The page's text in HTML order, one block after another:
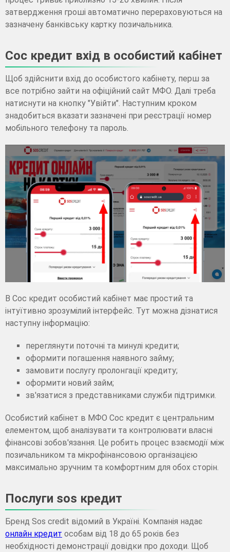
затвердження гроші автоматично перераховуються на
зазначену банківську картку позичальника.
Cос кредит вхід в особистий кабінет
Щоб здійснити вхід до особистого кабінету, перш за
все потрібно зайти на офіційний сайт МФО. Далі треба
натиснути на кнопку "Увійти". Наступним кроком
знадобиться вказати зазначені при реєстрації номер
мобільного телефону та пароль.
В Сос кредит особистий кабінет має простий та
інтуїтивно зрозумілий інтерфейс. Тут можна дізнатися
наступну інформацію:
переглянути поточні та минулі кредити;
оформити погашення наявного займу;
замовити послугу пролонгації кредиту;
оформити новий займ;
зв'язатися з представниками служби підтримки.
Особистий кабінет в МФО Сoc кредит є центральним
елементом, щоб аналізувати та контролювати власні
фінансові зобов'язання. Це робить процес взаємодії між
позичальником та мікрофінансовою організацією
максимально зручним та комфортним для обох сторін.
Послуги sos кредит
Бренд Sos credit відомий в Україні. Компанія надає
онлайн кредит особам від 18 до 65 років без
необхідності демонстрації довідки про доходи. Щоб